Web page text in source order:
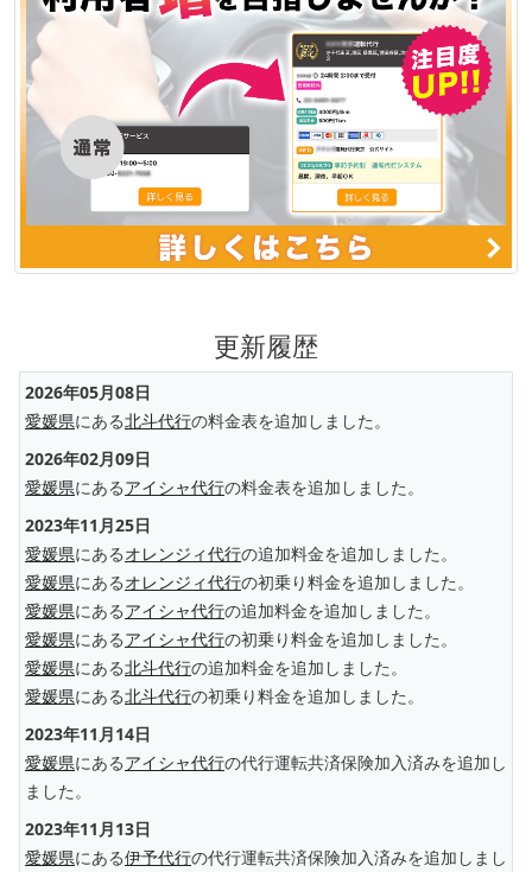
更新履歴
2026年05月08日
愛媛県にある北斗代行の料金表を追加しました。
2026年02月09日
愛媛県にあるアイシャ代行の料金表を追加しました。
2023年11月25日
愛媛県にあるオレンジィ代行の追加料金を追加しました。
愛媛県にあるオレンジィ代行の初乗り料金を追加しました。
愛媛県にあるアイシャ代行の追加料金を追加しました。
愛媛県にあるアイシャ代行の初乗り料金を追加しました。
愛媛県にある北斗代行の追加料金を追加しました。
愛媛県にある北斗代行の初乗り料金を追加しました。
2023年11月14日
愛媛県にあるアイシャ代行の代行運転共済保険加入済みを追加し
ました。
2023年11月13日
愛媛県にある伊予代行の代行運転共済保険加入済みを追加しまし